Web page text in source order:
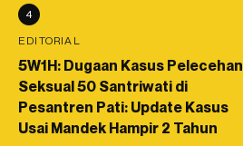
4
EDITORIAL
5W1H: Dugaan Kasus Pelecehan
Seksual 50 Santriwati di
Pesantren Pati: Update Kasus
Usai Mandek Hampir 2 Tahun